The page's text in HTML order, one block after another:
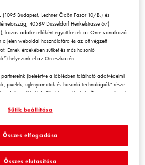
Chile2 Chile3
(1095 Budapest, Lechner Ödön Fasor 10/B.) és
40589 Düsseldorf Henkelstrasse 67)
közös adatkezelőként együtt kezeli az Önre vonatkozó
a jelen weboldal használatára és az ott végzett
Ennek érdekében sütiket és más hasonló
helyezünk el az Ön eszközén.
(beleértve a láblécben található adatvédelmi
pixelek, ujjlenyomatok és hasonló technológiák" része
adatkezelőket is) sütiket használunk és Önre vonatkozó
használatát javító funkciók biztosítására
Ön az alkalmazásában áll) általi használatát,
műveleteket, tevékenységeket, és ezek alapján
fél weboldalán történő megvásárlását,
vonatkozó adatainkat, és egyéni profilokat hozunk
felektől és más weboldalakról származó adatokkal
Sütik beállítása
Összes elutasítása
Összes elfogadása